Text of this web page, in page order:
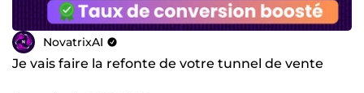
NovatrixAI
Je vais faire la refonte de votre tunnel de vente